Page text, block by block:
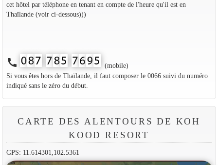
cet hôtel par téléphone en tenant en compte de l'heure qu'il est en
Thaïlande (voir ci-dessous)))
call
(mobile)
Si vous êtes hors de Thaïlande, il faut composer le 0066 suivi du numéro
indiqué sans le zéro du début.
CARTE DES ALENTOURS DE KOH
KOOD RESORT
GPS: 11.614301,102.5361